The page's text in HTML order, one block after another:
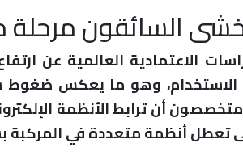
السائقون مرحلة
الاعتمادية العالمية عن
وهو ما يعكس ضغوط
أن ترابط الأنظمة
تعطل أنظمة متعددة في المركبة